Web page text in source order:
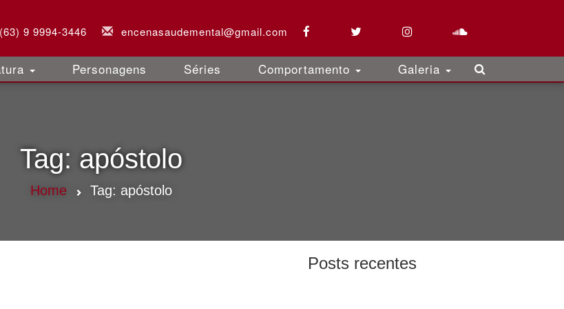
(63) 9 9994-3446 encenasaudemental@gmail.com
Personagens Séries Comportamento Galeria
Tag: apóstolo
Home Tag: apóstolo
Posts recentes